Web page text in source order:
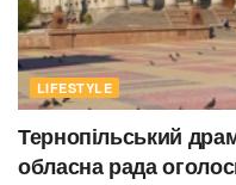
LIFESTYLE
Тернопільський
обласна рада